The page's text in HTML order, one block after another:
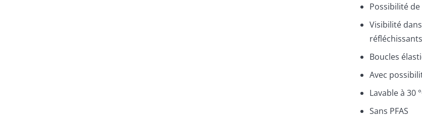
Possibilité
Visibilité
réfléchissants
Boucles
Avec
Lavable à 30
Sans PFAS